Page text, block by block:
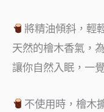
將精油傾斜，輕
天然的檜木香氣，
讓你自然入眠，一
不使用時，檜木